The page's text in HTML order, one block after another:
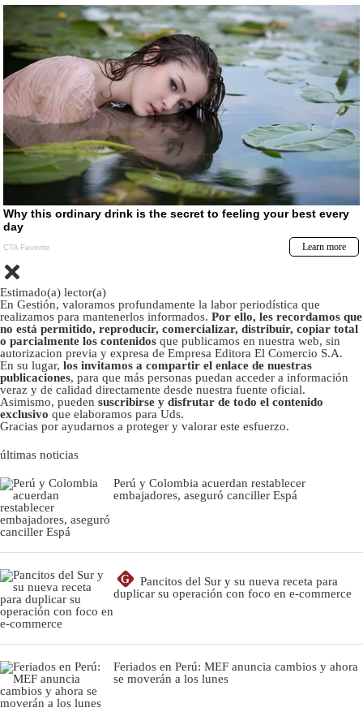
Estimado(a) lector(a)
En Gestión, valoramos profundamente la labor periodística que
realizamos para mantenerlos informados. Por ello, les recordamos que
no está permitido, reproducir, comercializar, distribuir, copiar total
o parcialmente los contenidos que publicamos en nuestra web, sin
autorizacion previa y expresa de Empresa Editora El Comercio S.A.
En su lugar, los invitamos a compartir el enlace de nuestras
publicaciones, para que más personas puedan acceder a información
veraz y de calidad directamente desde nuestra fuente oficial.
Asimismo, pueden suscribirse y disfrutar de todo el contenido
exclusivo que elaboramos para Uds.
Gracias por ayudarnos a proteger y valorar este esfuerzo.
últimas noticias
Perú y Colombia acuerdan restablecer
embajadores, aseguró canciller Espá
G
Pancitos del Sur y su nueva receta para
duplicar su operación con foco en e-commerce
Feriados en Perú: MEF anuncia cambios y ahora
se moverán a los lunes